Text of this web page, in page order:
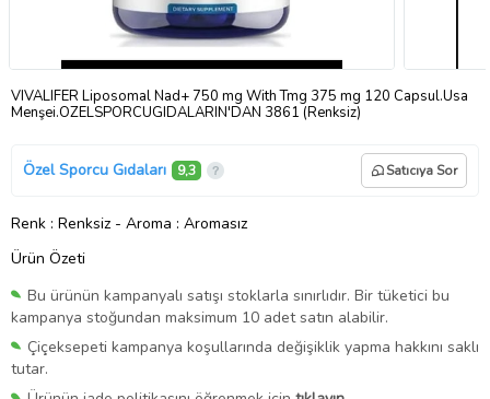
VIVALIFER Liposomal Nad+ 750 mg With Tmg 375 mg 120 Capsul.Usa
Menşei.OZELSPORCUGIDALARIN'DAN 3861 (Renksiz)
Özel Sporcu Gıdaları 9,3 Satıcıya Sor
Renk : Renksiz - Aroma : Aromasız
Ürün Özeti
Bu ürünün kampanyalı satışı stoklarla sınırlıdır. Bir tüketici bu
kampanya stoğundan maksimum 10 adet satın alabilir.
Çiçeksepeti kampanya koşullarında değişiklik yapma hakkını saklı
tutar.